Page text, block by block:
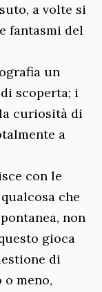
a volte si
fantasmi del
un
scoperta; i
curiosità di
a
con le
che
non
gioca
di
meno,